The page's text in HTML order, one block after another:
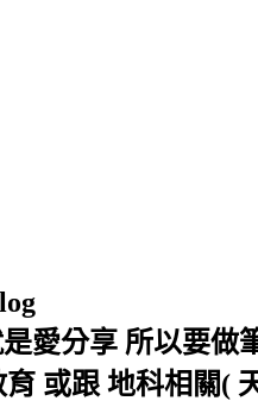
愛分享 所以要做
或跟 地科相關(